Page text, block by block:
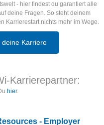
- hier findest du garantiert alle
deine Fragen. So steht deinem
Karrierestart nichts mehr im Wege.
deine Karriere
Karrierepartner:
hier.
- Employer